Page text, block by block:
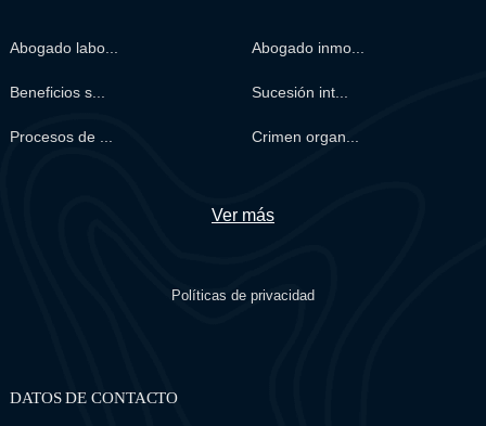
Abogado labo... Abogado inmo...
Beneficios s... Sucesión int...
Procesos de ... Crimen organ...
Ver más
Políticas de privacidad
DATOS DE CONTACTO